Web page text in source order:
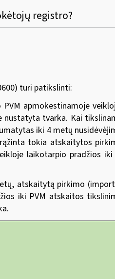
registro?
turi patikslinti:
apmokestinamoje
nustatyta tvarka. Kai
iki 4 metų
tokia atskaitytos
laikotarpio pradžios
atskaitytą pirkimo
iki PVM atskaitos